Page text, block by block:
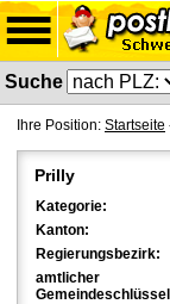
Suche
Ihre Position: Startseite
Prilly
Kategorie:
Kanton:
Regierungsbezirk:
amtlicher